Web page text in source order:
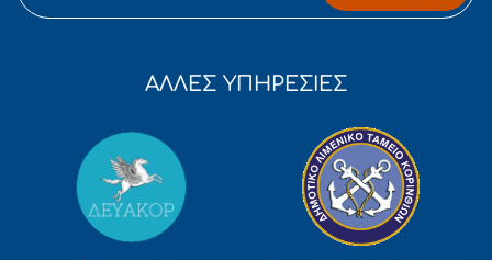
ΑΛΛΕΣ ΥΠΗΡΕΣΙΕΣ